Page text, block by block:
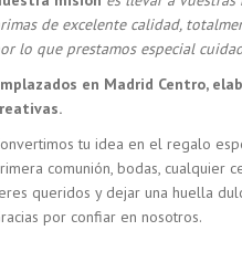
de excelente calidad,
lo que prestamos especial
en Madrid Centro,
tu idea en el regalo
comunión, bodas, cualquier
queridos y dejar una huella
por confiar en nosotros.